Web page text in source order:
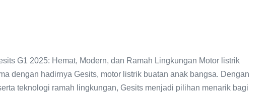
G1 2025: Hemat, Modern, dan Ramah Lingkungan Motor listrik
dengan hadirnya Gesits, motor listrik buatan anak bangsa. Dengan
teknologi ramah lingkungan, Gesits menjadi pilihan menarik bagi